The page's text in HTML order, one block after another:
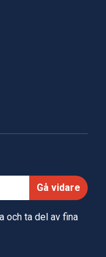
Gå vidare
och ta del av fina